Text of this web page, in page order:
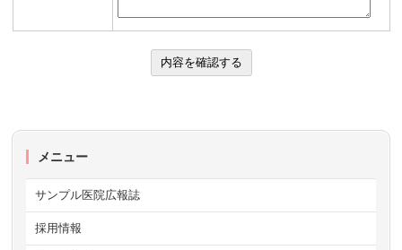
メニュー
サンプル医院広報誌
採用情報